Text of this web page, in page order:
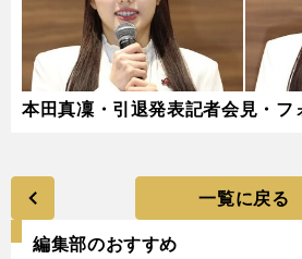
本田真凜・引退発表記者会見・フ
一覧に戻る
編集部のおすすめ